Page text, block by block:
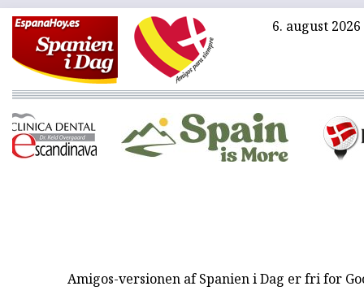
6. august 2026
Amigos-versionen af Spanien i Dag er fri for